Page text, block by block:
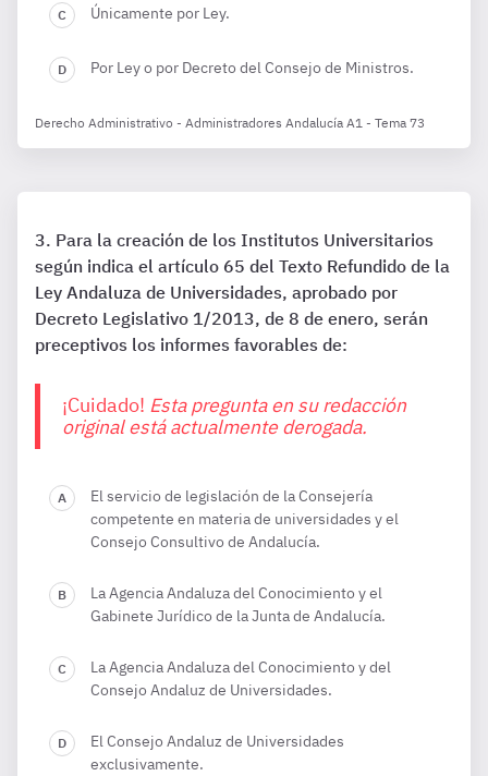
Únicamente por Ley.
Por Ley o por Decreto del Consejo de Ministros.
Derecho Administrativo - Administradores Andalucía A1 - Tema 73
Para la creación de los Institutos Universitarios
según indica el artículo 65 del Texto Refundido de la
Ley Andaluza de Universidades, aprobado por
Decreto Legislativo 1/2013, de 8 de enero, serán
preceptivos los informes favorables de:
¡Cuidado! Esta pregunta en su redacción
original está actualmente derogada.
El servicio de legislación de la Consejería
competente en materia de universidades y el
Consejo Consultivo de Andalucía.
La Agencia Andaluza del Conocimiento y el
Gabinete Jurídico de la Junta de Andalucía.
La Agencia Andaluza del Conocimiento y del
Consejo Andaluz de Universidades.
El Consejo Andaluz de Universidades
exclusivamente.